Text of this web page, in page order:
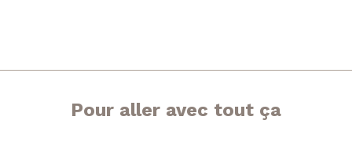
Pour aller avec tout ça